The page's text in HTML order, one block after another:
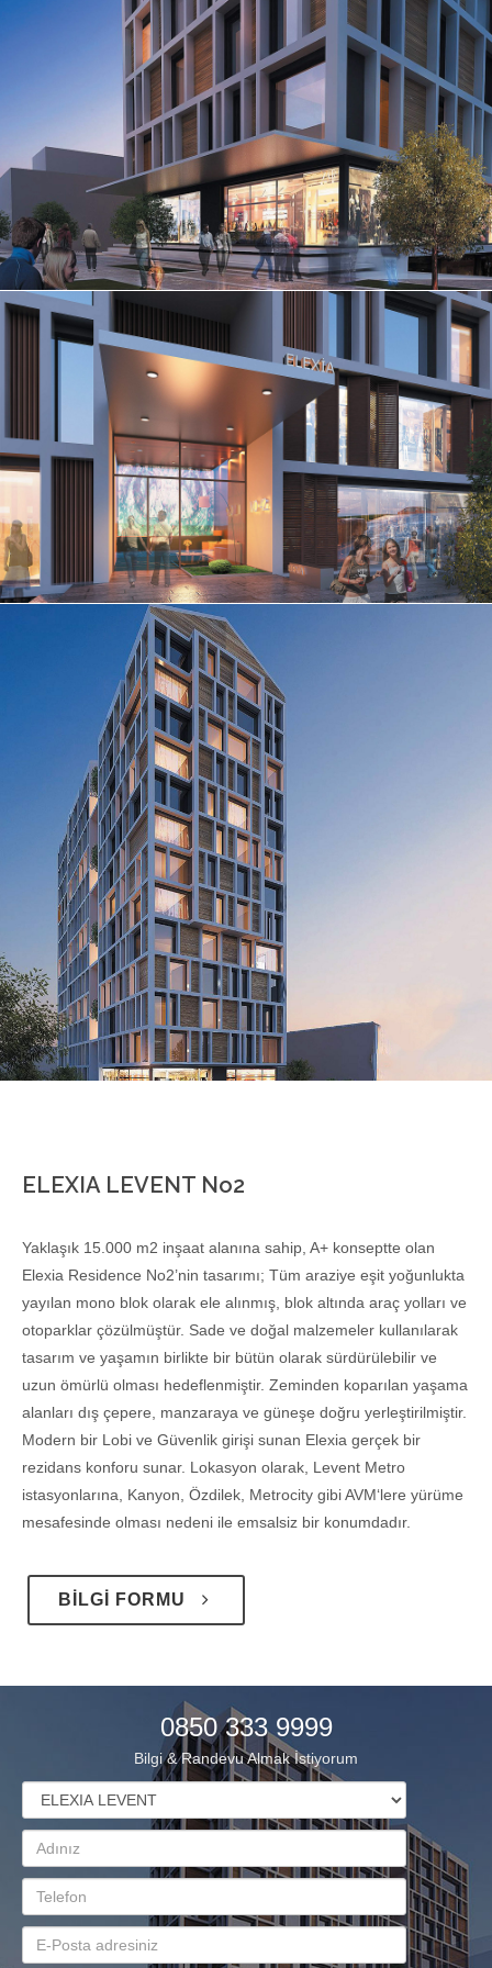
ELEXIA LEVENT No2
Yaklaşık 15.000 m2 inşaat alanına sahip, A+ konseptte olan
Elexia Residence No2’nin tasarımı; Tüm araziye eşit yoğunlukta
yayılan mono blok olarak ele alınmış, blok altında araç yolları ve
otoparklar çözülmüştür. Sade ve doğal malzemeler kullanılarak
tasarım ve yaşamın birlikte bir bütün olarak sürdürülebilir ve
uzun ömürlü olması hedeflenmiştir. Zeminden koparılan yaşama
alanları dış çepere, manzaraya ve güneşe doğru yerleştirilmiştir.
Modern bir Lobi ve Güvenlik girişi sunan Elexia gerçek bir
rezidans konforu sunar. Lokasyon olarak, Levent Metro
istasyonlarına, Kanyon, Özdilek, Metrocity gibi AVM‘lere yürüme
mesafesinde olması nedeni ile emsalsiz bir konumdadır.
BİLGİ FORMU
0850 333 9999
Bilgi & Randevu Almak İstiyorum